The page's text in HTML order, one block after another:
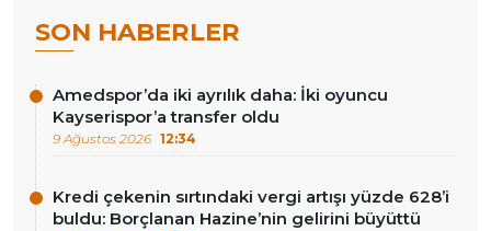
SON HABERLER
Amedspor’da iki ayrılık daha: İki oyuncu
Kayserispor’a transfer oldu
9 Ağustos 2026 12:34
Kredi çekenin sırtındaki vergi artışı yüzde 628’i
buldu: Borçlanan Hazine’nin gelirini büyüttü